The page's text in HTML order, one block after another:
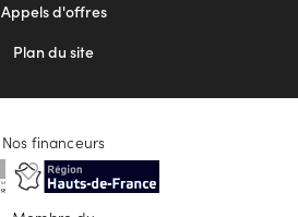
Appels d'offres
Plan du site
Nos financeurs